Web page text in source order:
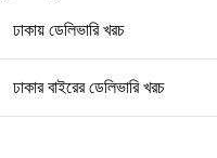
ঢাকায় ডেলিভারি খরচ
ঢাকার বাইরের ডেলিভারি খরচ